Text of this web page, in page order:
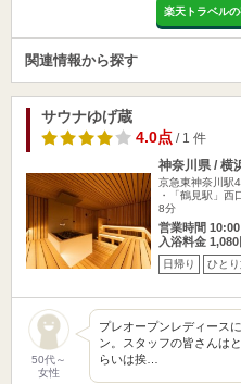
楽天トラベル
関連情報から探す
サウナゆげ蔵
4.0点/ 1 件
神奈川県 / 横
京急東神奈川駅
・「鶴見駅」
8分
営業時間
入浴料金 1,080
日帰り ひと
50代～
女性
プレオープンレディース
ン。スタッフの皆さんは
らいは挨…